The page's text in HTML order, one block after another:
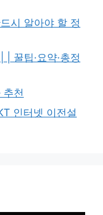
시 알아야 할 정
꿀팁·요약·총정
천
인터넷 이전설